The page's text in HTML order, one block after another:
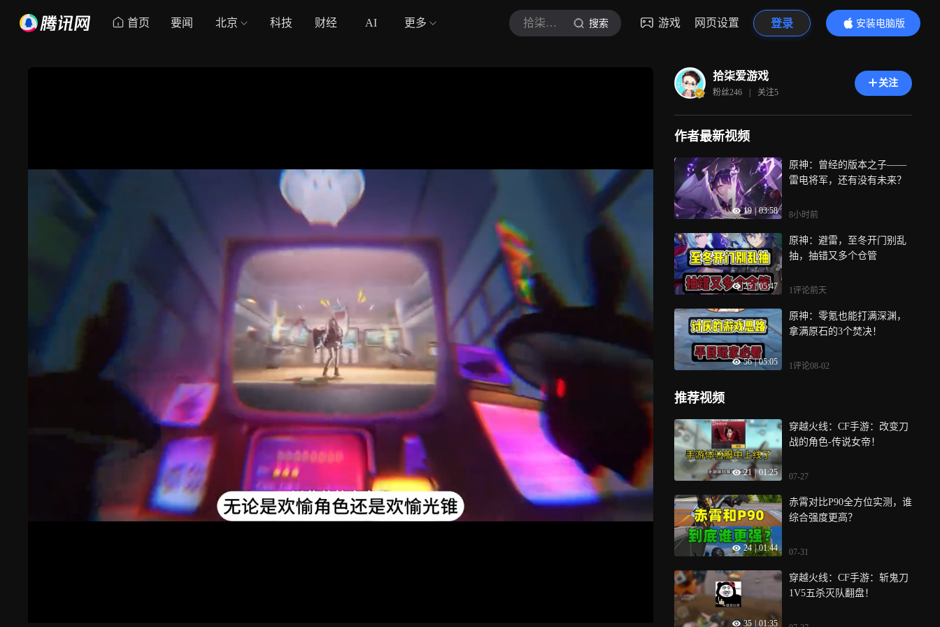
首页 要闻 北京 科技 财经 AI 更多 拾柒爱游戏 搜索 游戏 网页设置 登录
安装电脑版
内容更精彩
拾柒爱游戏
粉丝246 | 关注5
关注
作者最新视频
19 03:58
原神：曾经的版本之子——
雷电将军，还有没有未来？
8小时前
25 | 05:47
原神：避雷，至冬开门别乱
抽，抽错又多个仓管
1评论前天
56 | 05:05
原神：零氪也能打满深渊，
拿满原石的3个焚决！
1评论08-02
推荐视频
21 | 01:25
穿越火线：CF手游：改变刀
战的角色-传说女帝！
07-27
24 | 01:44
赤霄对比P90全方位实测，谁
综合强度更高？
07-31
35 01:35
穿越火线：CF手游：斩鬼刀
1V5五杀灭队翻盘！